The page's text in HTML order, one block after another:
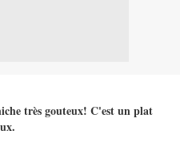
très gouteux! C'est un plat